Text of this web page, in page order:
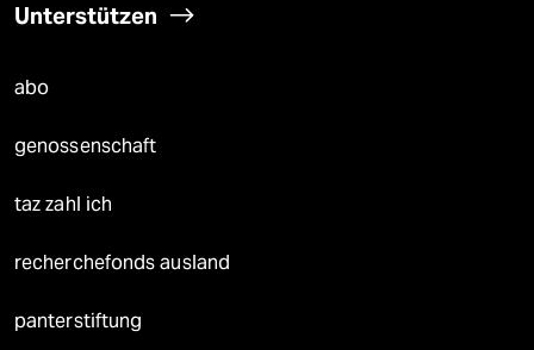
Unterstützen
abo
genossenschaft
taz zahl ich
recherchefonds ausland
panterstiftung